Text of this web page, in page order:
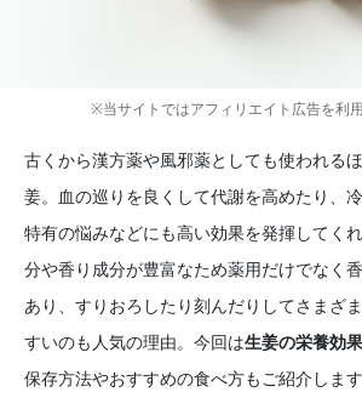
※当サイトではアフィリエイト広告を利用
古くから漢方薬や風邪薬としても使われる
姜。血の巡りを良くして代謝を高めたり、
特有の悩みなどにも高い効果を発揮してく
分や香り成分が豊富なため薬用だけでなく
あり、すりおろしたり刻んだりしてさまざ
すいのも人気の理由。今回は生姜の栄養効
保存方法やおすすめの食べ方もご紹介します